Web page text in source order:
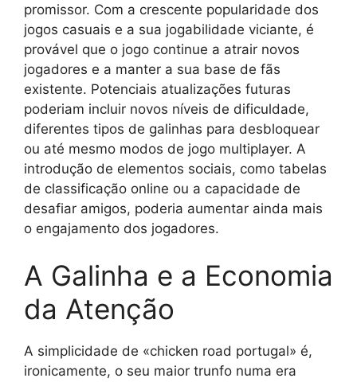
promissor. Com a crescente popularidade dos
jogos casuais e a sua jogabilidade viciante, é
provável que o jogo continue a atrair novos
jogadores e a manter a sua base de fãs
existente. Potenciais atualizações futuras
poderiam incluir novos níveis de dificuldade,
diferentes tipos de galinhas para desbloquear
ou até mesmo modos de jogo multiplayer. A
introdução de elementos sociais, como tabelas
de classificação online ou a capacidade de
desafiar amigos, poderia aumentar ainda mais
o engajamento dos jogadores.
A Galinha e a Economia
da Atenção
A simplicidade de «chicken road portugal» é,
ironicamente, o seu maior trunfo numa era